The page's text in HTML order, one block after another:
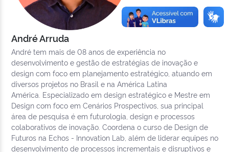
André Arruda
André tem mais de 08 anos de experiência no
desenvolvimento e gestão de estratégias de inovação e
design com foco em planejamento estratégico, atuando em
diversos projetos no Brasil e na América Latina
América. Especializado em design estratégico e Mestre em
Design com foco em Cenários Prospectivos, sua principal
área de pesquisa é em futurologia, design e processos
colaborativos de inovação. Coordena o curso de Design de
Futuros na Echos - Innovation Lab, além de liderar equipes no
desenvolvimento de processos incrementais e disruptivos e